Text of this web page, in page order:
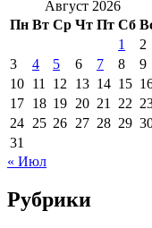
Август 2026
Пн Вт Ср Чт Пт Сб
1
2
3
4 5 6 7 8
9
10 11 12 13 14 15
17 18 19 20 21 22
24 25 26 27 28 29
31
« Июл
Рубрики